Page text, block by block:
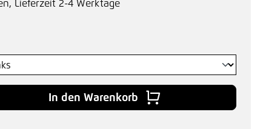
Lieferzeit 2-4 Werktage
den gewünschten Wert ein oder
In den Warenkorb